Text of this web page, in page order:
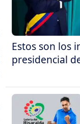
Estos son los
presidencial